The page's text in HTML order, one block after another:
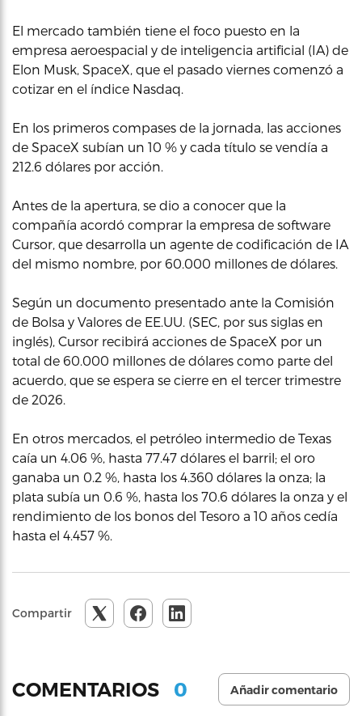
El mercado también tiene el foco puesto en la
empresa aeroespacial y de inteligencia artificial (IA) de
Elon Musk, SpaceX, que el pasado viernes comenzó a
cotizar en el índice Nasdaq.
En los primeros compases de la jornada, las acciones
de SpaceX subían un 10 % y cada título se vendía a
212.6 dólares por acción.
Antes de la apertura, se dio a conocer que la
compañía acordó comprar la empresa de software
Cursor, que desarrolla un agente de codificación de IA
del mismo nombre, por 60.000 millones de dólares.
Según un documento presentado ante la Comisión
de Bolsa y Valores de EE.UU. (SEC, por sus siglas en
inglés), Cursor recibirá acciones de SpaceX por un
total de 60.000 millones de dólares como parte del
acuerdo, que se espera se cierre en el tercer trimestre
de 2026.
En otros mercados, el petróleo intermedio de Texas
caía un 4.06 %, hasta 77.47 dólares el barril; el oro
ganaba un 0.2 %, hasta los 4.360 dólares la onza; la
plata subía un 0.6 %, hasta los 70.6 dólares la onza y el
rendimiento de los bonos del Tesoro a 10 años cedía
hasta el 4.457 %.
Compartir
COMENTARIOS 0 Añadir comentario